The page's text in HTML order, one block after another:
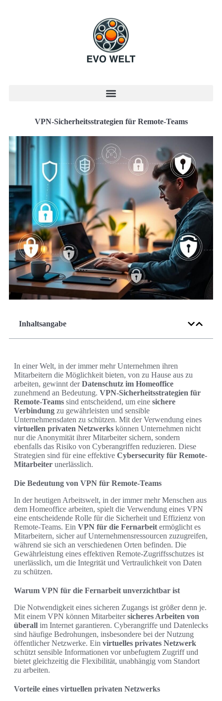
VPN-Sicherheitsstrategien für Remote-Teams
Inhaltsangabe
In einer Welt, in der immer mehr Unternehmen ihren
Mitarbeitern die Möglichkeit bieten, von zu Hause aus zu
arbeiten, gewinnt derDatenschutz im Homeoffice
zunehmend an Bedeutung. VPN-Sicherheitsstrategien für
Remote-Teams sind entscheidend, um eine sichere
Verbindung zu gewährleisten und sensible
Unternehmensdaten zu schützen. Mit der Verwendung eines
virtuellen privaten Netzwerks können Unternehmen nicht
nur die Anonymität ihrer Mitarbeiter sichern, sondern
ebenfalls das Risiko von Cyberangriffen reduzieren. Diese
Strategien sind für eine effektive Cybersecurity für Remote-
Mitarbeiter unerlässlich.
Die Bedeutung von VPN für Remote-Teams
In der heutigen Arbeitswelt, in der immer mehr Menschen aus
dem Homeoffice arbeiten, spielt die Verwendung eines VPN
eine entscheidende Rolle für die Sicherheit und Effizienz von
Remote-Teams. Ein VPN für die Fernarbeit ermöglicht es
Mitarbeitern, sicher auf Unternehmensressourcen zuzugreifen,
während sie sich an verschiedenen Orten befinden. Die
Gewährleistung eines effektiven Remote-Zugriffsschutzes ist
unerlässlich, um die Integrität und Vertraulichkeit von Daten
zu schützen.
Warum VPN für die Fernarbeit unverzichtbar ist
Die Notwendigkeit eines sicheren Zugangs ist größer denn je.
Mit einem VPN können Mitarbeitersicheres Arbeiten von
überall im Internet garantieren. Cyberangriffe und Datenlecks
sind häufige Bedrohungen, insbesondere bei der Nutzung
öffentlicher Netzwerke. Ein virtuelles privates Netzwerk
schützt sensible Informationen vor unbefugtem Zugriff und
bietet gleichzeitig die Flexibilität, unabhängig vom Standort
zu arbeiten.
Vorteile eines virtuellen privaten Netzwerks